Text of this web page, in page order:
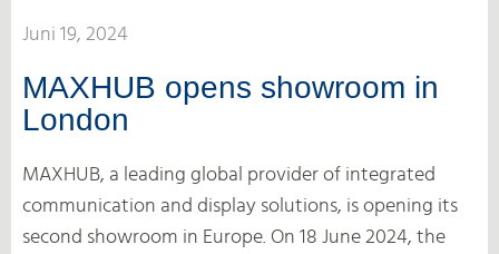
Juni 19, 2024
MAXHUB opens showroom in
London
MAXHUB, a leading global provider of integrated
communication and display solutions, is opening its
second showroom in Europe. On 18 June 2024, the